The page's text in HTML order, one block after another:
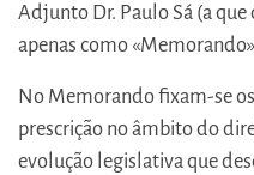
Adjunto Dr. Paulo Sá (a
apenas como
No Memorando fixam-se
prescrição no âmbito do
evolução legislativa que